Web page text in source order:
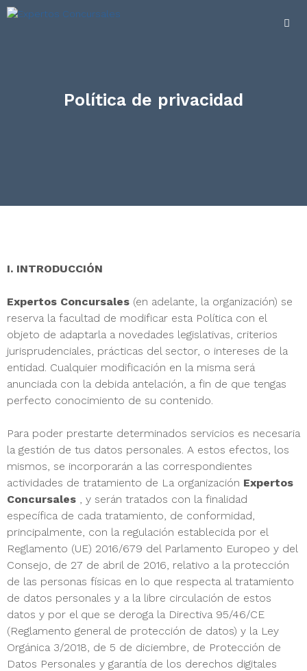
Política de privacidad
I. INTRODUCCIÓN
Expertos Concursales (en adelante, la organización) se
reserva la facultad de modificar esta Política con el
objeto de adaptarla a novedades legislativas, criterios
jurisprudenciales, prácticas del sector, o intereses de la
entidad. Cualquier modificación en la misma será
anunciada con la debida antelación, a fin de que tengas
perfecto conocimiento de su contenido.
Para poder prestarte determinados servicios es necesaria
la gestión de tus datos personales. A estos efectos, los
mismos, se incorporarán a las correspondientes
actividades de tratamiento de La organización Expertos
Concursales , y serán tratados con la finalidad
específica de cada tratamiento, de conformidad,
principalmente, con la regulación establecida por el
Reglamento (UE) 2016/679 del Parlamento Europeo y del
Consejo, de 27 de abril de 2016, relativo a la protección
de las personas físicas en lo que respecta al tratamiento
de datos personales y a la libre circulación de estos
datos y por el que se deroga la Directiva 95/46/CE
(Reglamento general de protección de datos) y la Ley
Orgánica 3/2018, de 5 de diciembre, de Protección de
Datos Personales y garantía de los derechos digitales